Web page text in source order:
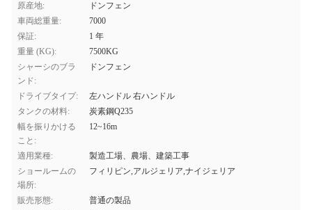
原産地:
ドンフェン
車両総重量:
7000
保証:
1 年
重量 (KG):
7500KG
シャーシのブラ
ンド:
ドンフェン
ドライブタイプ:
左ハンドル 右ハンドル
タンクの材料:
炭素鋼Q235
幅を振りかける
こと:
12~16m
適用業種:
製造工場、農場、建築工事
ショールームの
場所:
フィリピン,アルジェリア,ナイジェリア
販売形態:
普通の製品